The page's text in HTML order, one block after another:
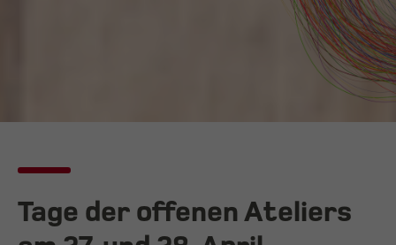
Tage der offenen Ateliers